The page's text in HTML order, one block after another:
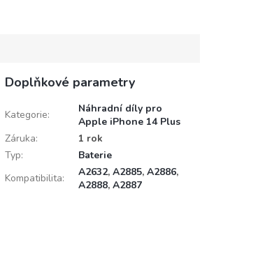
Doplňkové parametry
Kategorie:
Náhradní díly pro
Apple iPhone 14 Plus
Záruka:
1 rok
Typ:
Baterie
Kompatibilita: A2632, A2885, A2886,
A2888, A2887